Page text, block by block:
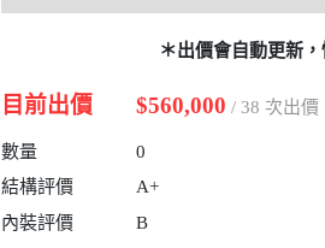
＊出價會自動更新
目前出價 $560,000 / 38 次出價
數量
0
結構評價
A+
內裝評價
B